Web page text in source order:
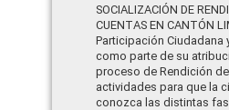
SOCIALIZACIÓN DE
CUENTAS EN CANTÓN
Participación Ciudadana
como parte de su
proceso de Rendición
actividades para que la
conozca las distintas